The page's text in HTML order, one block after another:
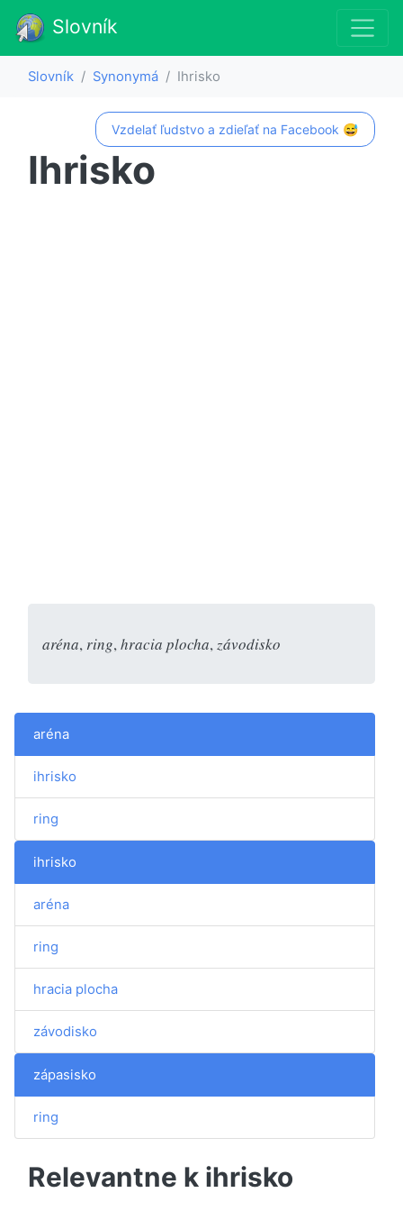
Slovník
Slovník Synonymá Ihrisko
Vzdelať ľudstvo a zdieľať na Facebook 😅
Ihrisko
aréna, ring, hracia plocha, závodisko
aréna
ihrisko
ring
ihrisko
aréna
ring
hracia plocha
závodisko
zápasisko
ring
Relevantne k ihrisko